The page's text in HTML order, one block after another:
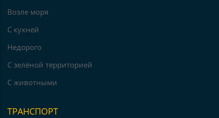
Возле моря
С кухней
Недорого
С зелёной территорией
С животными
ТРАНСПОРТ